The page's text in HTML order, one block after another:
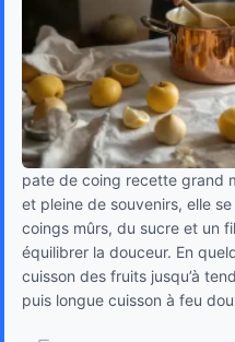
pate de coing recette grand
et pleine de souvenirs, elle
coings mûrs, du sucre et un
équilibrer la douceur. En
cuisson des fruits jusqu’à
puis longue cuisson à feu